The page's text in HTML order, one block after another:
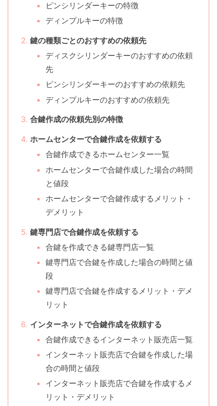
ピンシリンダーキーの特徴
ディンプルキーの特徴
鍵の種類ごとのおすすめの依頼先
ディスクシリンダーキーのおすすめの依頼
先
ピンシリンダーキーのおすすめの依頼先
ディンプルキーのおすすめの依頼先
合鍵作成の依頼先別の特徴
ホームセンターで合鍵作成を依頼する
合鍵作成できるホームセンター一覧
ホームセンターで合鍵作成した場合の時間
と値段
ホームセンターで合鍵作成するメリット・
デメリット
鍵専門店で合鍵作成を依頼する
合鍵を作成できる鍵専門店一覧
鍵専門店で合鍵を作成した場合の時間と値
段
鍵専門店で合鍵を作成するメリット・デメ
リット
インターネットで合鍵作成を依頼する
合鍵作成できるインターネット販売店一覧
インターネット販売店で合鍵を作成した場
合の時間と値段
インターネット販売店で合鍵を作成するメ
リット・デメリット